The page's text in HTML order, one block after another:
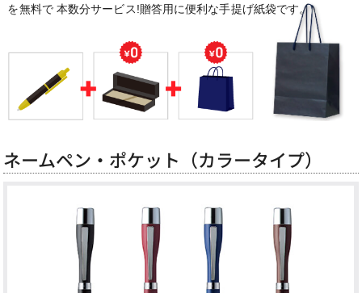
を無料で本数分サービス!贈答用に便利な手提げ紙袋です。
ネームペン・ポケット（カラータイプ）